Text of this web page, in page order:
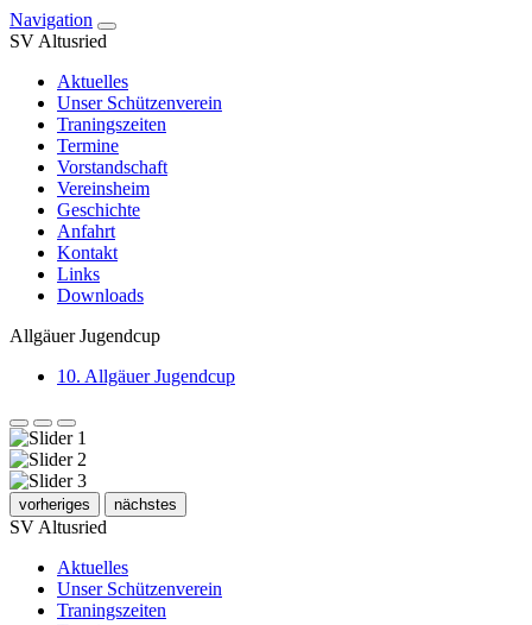
Navigation
SV Altusried
Aktuelles
Unser Schützenverein
Traningszeiten
Termine
Vorstandschaft
Vereinsheim
Geschichte
Anfahrt
Kontakt
Links
Downloads
Allgäuer Jugendcup
10. Allgäuer Jugendcup
vorheriges nächstes
SV Altusried
Aktuelles
Unser Schützenverein
Traningszeiten